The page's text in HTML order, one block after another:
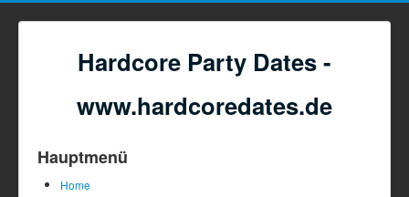
Hardcore Party Dates -
www.hardcoredates.de
Hauptmenü
Home